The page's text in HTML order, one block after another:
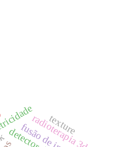
radioterapia 3d
texture